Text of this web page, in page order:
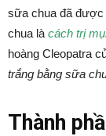
sữa chua đã
chua là cách trị
hoàng Cleopatra
trắng bằng sữa
Thành